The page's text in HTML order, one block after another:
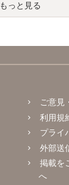
もっと見る
ご意見
利用規
プライ
外部送
掲載を
へ